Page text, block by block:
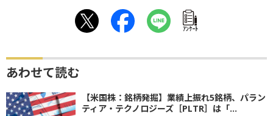
ｱﾝｹｰﾄ
あわせて読む
【米国株：銘柄発掘】業績上振れ5銘柄、パラン
ティア・テクノロジーズ［PLTR］は「...